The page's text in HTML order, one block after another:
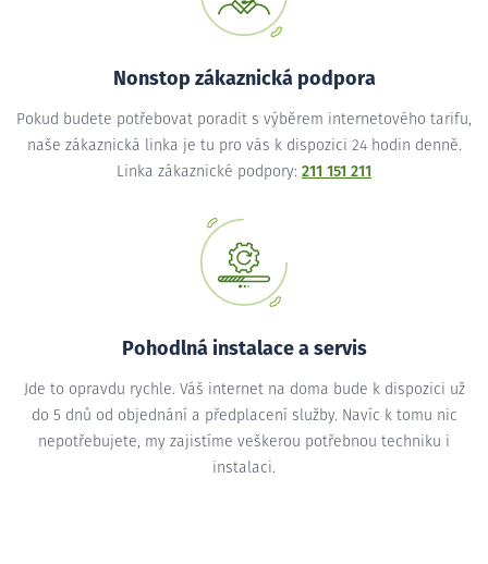
Nonstop zákaznická podpora
Pokud budete potřebovat poradit s výběrem internetového tarifu,
naše zákaznická linka je tu pro vás k dispozici 24 hodin denně.
Linka zákaznické podpory: 211 151 211
Pohodlná instalace a servis
Jde to opravdu rychle. Váš internet na doma bude k dispozici už
do 5 dnů od objednání a předplacení služby. Navíc k tomu nic
nepotřebujete, my zajistíme veškerou potřebnou techniku i
instalaci.